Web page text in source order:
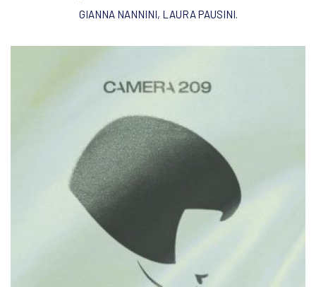
GIANNA NANNINI, LAURA PAUSINI.